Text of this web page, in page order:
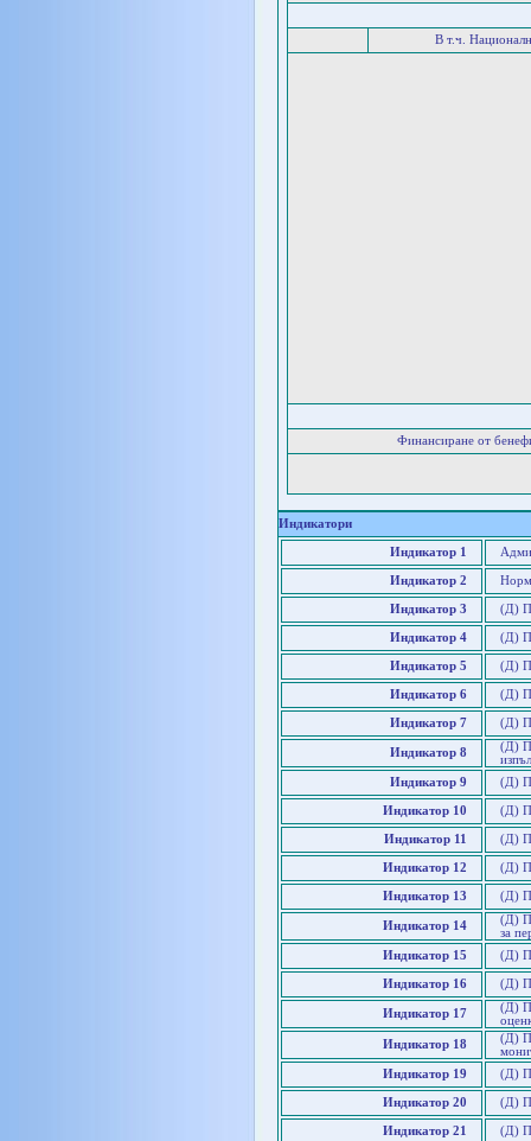
В т.ч.
Финансиране от
Индикатори
Индикатор 1
Индикатор 2
Индикатор 3 (Д)
Индикатор 4 (Д)
Индикатор 5 (Д)
Индикатор 6 (Д)
Индикатор 7 (Д)
Индикатор 8
(Д)
Индикатор 9
(Д)
Индикатор 10 (Д)
Индикатор 11 (Д)
Индикатор 12 (Д)
Индикатор 13 (Д)
Индикатор 14
(Д)
за
Индикатор 15
(Д)
Индикатор 16 (Д)
Индикатор 17
(Д)
Индикатор 18
(Д)
Индикатор 19
(Д)
Индикатор 20 (Д)
Индикатор 21 (Д)